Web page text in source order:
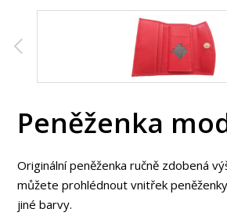
Peněženka
Originální peněženka ručně zdobená
můžete prohlédnout vnitřek
jiné barvy.